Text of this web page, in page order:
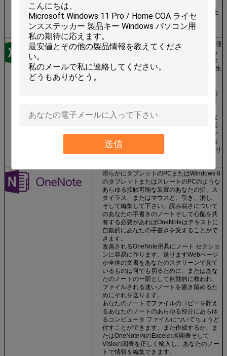
送信
と節約します時間を示して下さい。40以上
の部門の単語の型板を拾い読みして下さ
い。
Excel 2013では各ワークブックにそれを2冊
のワークブックですぐに動作することもっ
と簡単にする自身の窓があります。それは
また2つのモニターに取り組んでいるとき生
設計統計的、日時の、調べおよび参照、論
理的な、およびテキスト機能部門見つけま
新しい推薦された図表は挿入物タブであな
たのデータのために右であるいろいろな図
表から選ぶことを許可しますボタンがかか
ります。関連のタイプの分散のような図表
およびバブル・チャートは1本の傘以下あり
滑らかにタブレットのPCまたはWindows 8
のタブレットまたはスレートのPCのような
あらゆる接触可能な装置のあなたの指、ス
タイラス、またはマウスと、引き、消し、
そして編集して下さい。読み易さについて
のあなたの手書きのノートそして心配を共
有する必要があればOneNoteはテキストに
自動的にあなたの手書きを変えることがで
きます。
改善されるOneNote用具にノート セクショ
ンに容易に作ります、送りますWebページ
か全体の文書をあなたのスクリーンで見て
いるものは何でも切るために、またはあな
たのノートの一部として自動的に救われ、
ファイルされる速いノートを書き留めるた
めにそれを送ります。
あなたのノートでファイルのコピーを貯え
るあなたのノートのあらゆる部分にあらゆ
るコンピュータ ファイルについてちょうど
付すことができます。また作成するか、ま
たはOneNote内のExcelの展開表そして
Visioの図表を正しく輸入し、あなたのノー
トで情報を編集できます。